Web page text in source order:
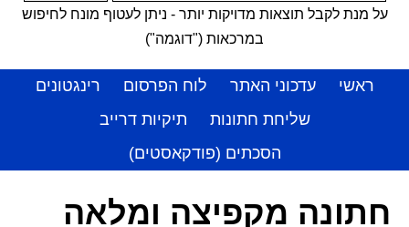
על מנת לקבל תוצאות מדויקות יותר - ניתן לעטוף מונח לחיפוש
במרכאות ("דוגמה")
ראשי עדכוני האתר לוח הפרסום
רינגטונים
שליחת חתונות
תיקיות דרייב
הסכתים (פודקאסטים)
חתונה מקפיצה ומלאה